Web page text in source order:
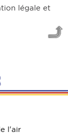
légale et
l'air